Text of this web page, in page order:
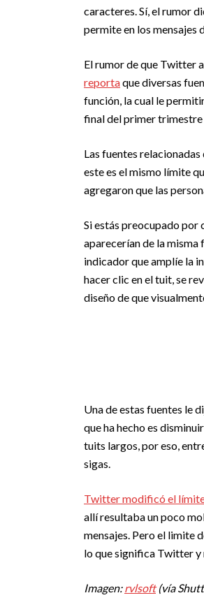
caracteres. Sí, el rumor
permite en los mensajes
El rumor de que Twitter
reportaque diversas
función, la cual le
final del primer trimestre
Las fuentes
este es el mismo límite
agregaron que las
Si estás preocupado por
aparecerían de la misma
indicador que amplíe la
hacer clic en el tuit, se
diseño de que
Una de estas fuentes le
que ha hecho es
tuits largos, por eso,
sigas.
Twitter modificó el
allí resultaba un poco
mensajes. Pero el limite
lo que significa Twitter
Imagen:rvlsoft(vía